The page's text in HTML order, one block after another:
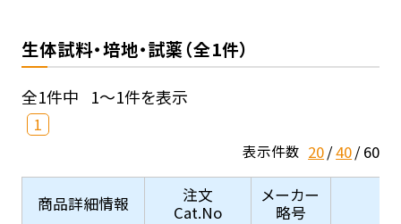
生体試料・培地・試薬（全1件）
全1件中 1～1件を表示
1
表示件数 20 40 60
商品詳細情報
注文
Cat.No
メーカー
略号